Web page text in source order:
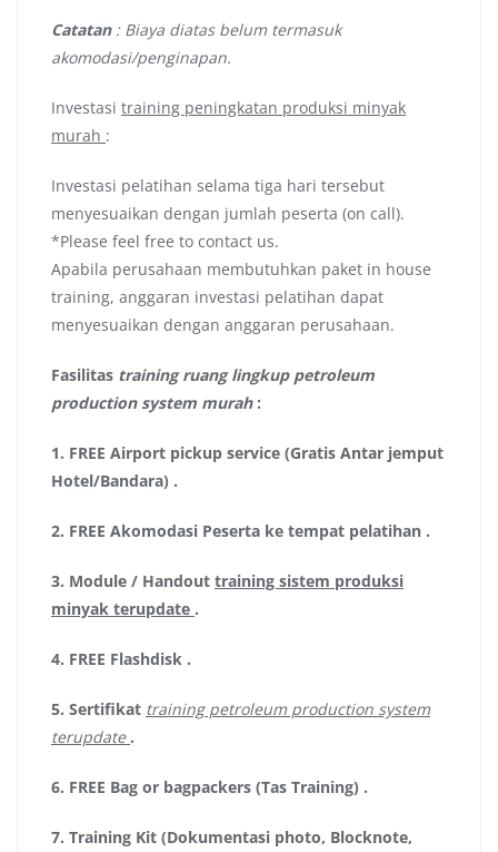
Catatan : Biaya diatas belum termasuk
akomodasi/penginapan.
Investasi training peningkatan produksi minyak
murah :
Investasi pelatihan selama tiga hari tersebut
menyesuaikan dengan jumlah peserta (on call).
*Please feel free to contact us.
Apabila perusahaan membutuhkan paket in house
training, anggaran investasi pelatihan dapat
menyesuaikan dengan anggaran perusahaan.
Fasilitas training ruang lingkup petroleum
production system murah :
1. FREE Airport pickup service (Gratis Antar jemput
Hotel/Bandara) .
2. FREE Akomodasi Peserta ke tempat pelatihan .
3. Module / Handout training sistem produksi
minyak terupdate .
4. FREE Flashdisk .
5. Sertifikat training petroleum production system
terupdate .
6. FREE Bag or bagpackers (Tas Training) .
7. Training Kit (Dokumentasi photo, Blocknote,